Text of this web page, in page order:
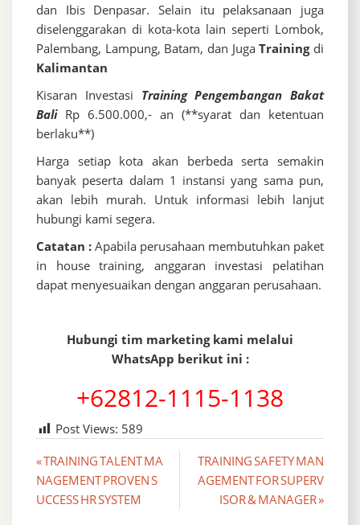
dan Ibis Denpasar. Selain itu pelaksanaan juga
diselenggarakan di kota-kota lain seperti Lombok,
Palembang, Lampung, Batam, dan JugaTrainingdi
Kalimantan
Kisaran Investasi Training Pengembangan Bakat
Bali Rp 6.500.000,- an (**syarat dan ketentuan
berlaku**)
Harga setiap kota akan berbeda serta semakin
banyak peserta dalam 1 instansi yang sama pun,
akan lebih murah. Untuk informasi lebih lanjut
hubungi kami segera.
Catatan : Apabila perusahaan membutuhkan paket
in house training, anggaran investasi pelatihan
dapat menyesuaikan dengan anggaran perusahaan.
Hubungi tim marketing kami melalui
WhatsApp berikut ini :
+62812-1115-1138
Post Views: 589
Post
navigation
« TRAINING TALENT MA
NAGEMENT PROVEN S
UCCESS HR SYSTEM
TRAINING SAFETY MAN
AGEMENT FOR SUPERV
ISOR & MANAGER »